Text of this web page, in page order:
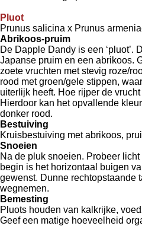
Pluot
Prunus salicina x Prunus
Abrikoos-pruim
De Dapple Dandy is een ‘pluot’.
Japanse pruim en een abrikoos.
zoete vruchten met stevig roze/
rood met groen/gele stippen,
uiterlijk heeft. Hoe rijper de
Hierdoor kan het opvallende
donker rood.
Bestuiving
Kruisbestuiving met abrikoos,
Snoeien
Na de pluk snoeien. Probeer
begin is het horizontaal buigen
gewenst. Dunne rechtopstaande
wegnemen.
Bemesting
Pluots houden van kalkrijke,
Geef een matige hoeveelheid